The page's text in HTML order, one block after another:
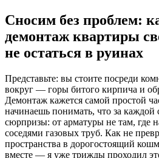
Сносим без проблем:
демонтаж квартиры
не остаться в руинах
Представьте: вы стоите посреди
вокруг — горы битого кирпича и
Демонтаж кажется самой простой
начинаешь понимать, что за каждой
сюрпризы: от арматуры не там, где
соседями газовых труб. Как не
пространства в дорогостоящий
вместе — я уже трижды проходил